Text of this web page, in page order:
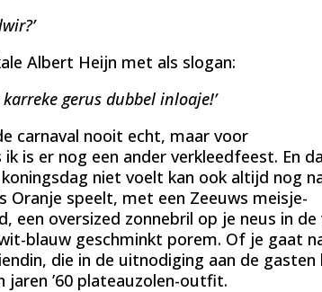
Albert Heijn met als slogan:
gerus dubbel inloaje!’
carnaval nooit echt, maar voor
is er nog een ander verkleedfeest. En
niet voelt kan ook altijd nog
speelt, met een Zeeuws meisje-
een oversized zonnebril op je neus in de
blauw geschminkt porem. Of je gaat
die in de uitnodiging aan de
jaren ’60 plateauzolen-outfit.